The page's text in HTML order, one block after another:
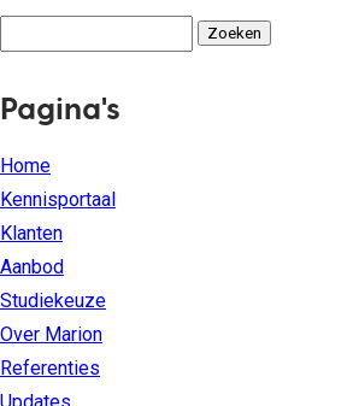
Pagina's
Home
Kennisportaal
Klanten
Aanbod
Studiekeuze
Over Marion
Referenties